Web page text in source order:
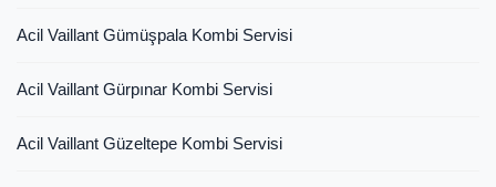
Acil Vaillant Gümüşpala Kombi Servisi
Acil Vaillant Gürpınar Kombi Servisi
Acil Vaillant Güzeltepe Kombi Servisi